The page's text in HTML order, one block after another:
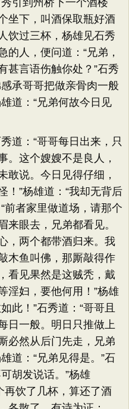
引到州桥下一个酒楼
坐下，叫酒保取瓶好酒
饮过三杯，杨雄见石秀
的人，便问道：“兄弟，
甚言语伤触你处？”石秀
承哥哥把做亲骨肉一般
道：“兄弟何故今日见
：“哥哥每日出来，只
。这个嫂嫂不是良人，
敢说。今日见得仔细，
！”杨雄道：“我却无背后
前者家里做道场，请那个
来眼去，兄弟都看见。
，两个都带酒归来。我
木鱼叫佛，那厮敲得作
看见果然是这贼秃，戴
淫妇，要他何用！”杨雄
此！”石秀道：“哥哥且
日一般。明日只推做上
必然从后门先走，兄弟
道：“兄弟见得是。”石
胡发说话。”杨雄
再饮了几杯，算还了酒